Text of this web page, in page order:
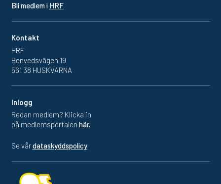
Bli medlem i HRF
Kontakt
HRF
Benvedsvägen 19
561 38 HUSKVARNA
Inlogg
Redan medlem? Klicka in
på medlemsportalen här.
Se vårdataskyddspolicy